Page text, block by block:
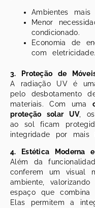
Ambientes
Menor
condicionado.
Economia de
com eletricidade.
3. Proteção de
A radiação UV é
pelo desbotamento
materiais. Com uma
proteção solar UV,
ao sol ficam
integridade por mais
4. Estética Moderna
Além da
conferem um visual
ambiente,
espaço que combina
Elas permitem a